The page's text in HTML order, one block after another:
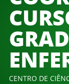
CENTRO DE